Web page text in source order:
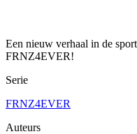
Een nieuw verhaal in de
FRNZ4EVER!
Serie
FRNZ4EVER
Auteurs